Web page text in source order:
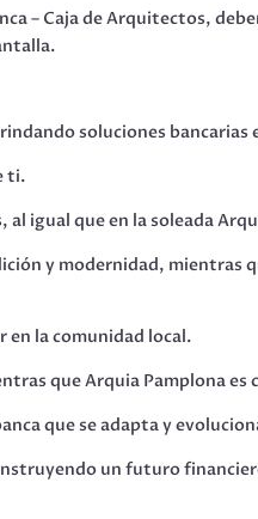
– Caja de Arquitectos,
soluciones bancarias
ti.
igual que en la soleada
y modernidad, mientras
la comunidad local.
que Arquia Pamplona
que se adapta y
un futuro